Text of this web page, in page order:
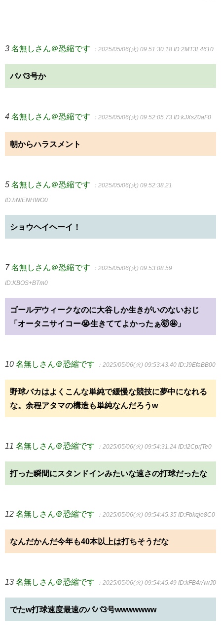
3 名無しさん＠恐縮です ：2025/05/06(火) 09:51:30.18 ID:2MT3L4610
パパ3号か
4 名無しさん＠恐縮です ：2025/05/06(火) 09:52:05.73 ID:kJXsZ0aF0
朝からハラスメント
5 名無しさん＠恐縮です ：2025/05/06(火) 09:52:38.21
ID:hNlENHWO0
ショウヘイヘーイ！
7 名無しさん＠恐縮です ：2025/05/06(火) 09:53:08.59
ID:KBOS+BTm0
ゴールデウィークなのに大谷しか生きがいのないおじ
「オータニサイコー😭生きててよかったぁ🤯🤩」
10 名無しさん＠恐縮です ：2025/05/06(火) 09:53:43.40 ID:J9EfaBB00
野球バカはよくこんな単純で緩慢な競技に夢中になれる
な。余程アタマの構造も単純なんだろうw
11 名無しさん＠恐縮です ：2025/05/06(火) 09:54:31.24 ID:I2CprjTe0
打った瞬間にスタンドインみたいな速さの打球だったな
12 名無しさん＠恐縮です ：2025/05/06(火) 09:54:45.35 ID:Fbkqje8C0
なんだかんだ今年も40本以上は打ちそうだな
13 名無しさん＠恐縮です ：2025/05/06(火) 09:54:45.49 ID:kFB4rAwJ0
でたw打球速度最速のパパ3号wwwwwww